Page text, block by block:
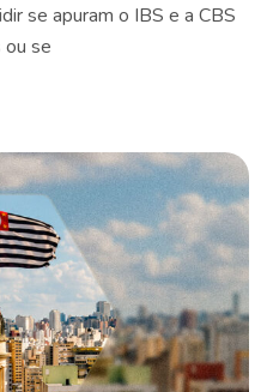
se apuram o IBS e a CBS
se